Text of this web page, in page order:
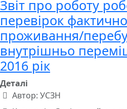
Звіт про роботу
перевірок
проживання/
внутрішньо
2016 рік
Деталі
Автор: УСЗН